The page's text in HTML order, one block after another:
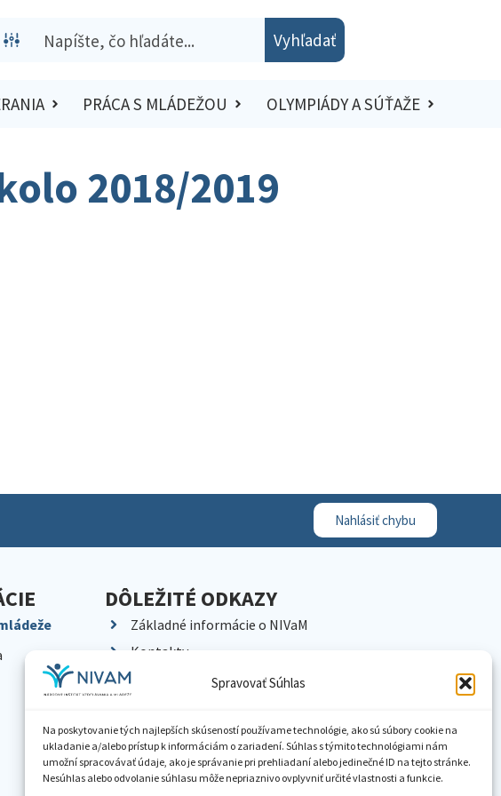
Spravovať Súhlas
Na poskytovanie tých najlepších skúseností používame technológie, ako sú súbory cookie na
ukladanie a/alebo prístup k informáciám o zariadení. Súhlas s týmito technológiami nám
umožní spracovávať údaje, ako je správanie pri prehliadaní alebo jedinečné ID na tejto stránke.
Nesúhlas alebo odvolanie súhlasu môže nepriaznivo ovplyvniť určité vlastnosti a funkcie.
Vyhľadať
PRÁCA S MLÁDEŽOU OLYMPIÁDY A SÚŤAŽE
2018/2019
Nahlásiť chybu
DÔLEŽITÉ ODKAZY
Základné informácie o NIVaM
Kontakty
Kariéra
Pracoviská NIVaM
Dokumenty inštitúcie
Knižnica